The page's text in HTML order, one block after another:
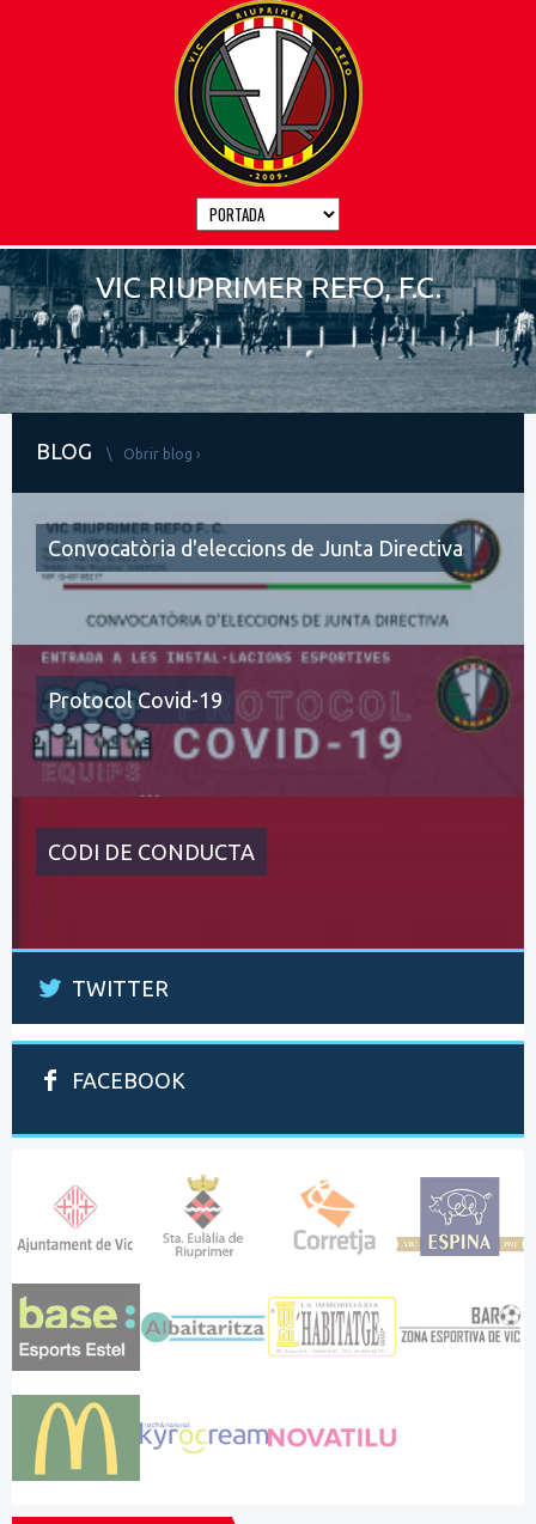
VIC RIUPRIMER REFO, F.C.
BLOG \ Obrir blog ›
Convocatòria d'eleccions de Junta Directiva
Protocol Covid-19
CODI DE CONDUCTA
TWITTER
FACEBOOK